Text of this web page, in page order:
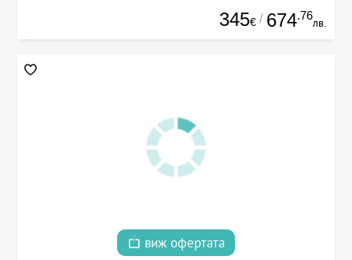
345€ / 674.76
лв.
виж офертата